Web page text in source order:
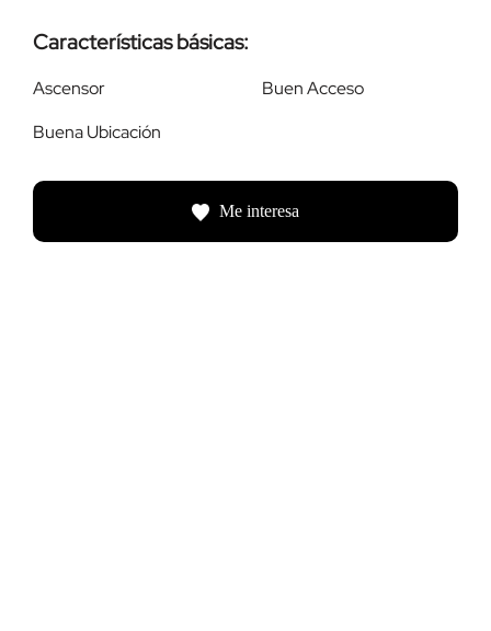
Características básicas:
Ascensor
Buen Acceso
Buena Ubicación
Me interesa